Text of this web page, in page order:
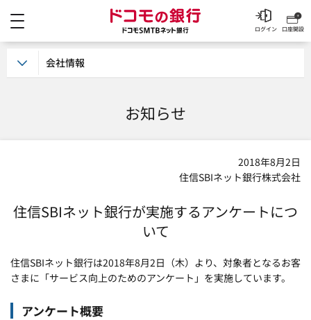
ドコモの銀行 ドコモ
口座開設
ログイン
お知らせ
2018年8月2日
住信SBIネット銀行株式会社
住信SBIネット銀行が実施するアンケートにつ
いて
住信SBIネット銀行は2018年8月2日（木）より、対象者となるお客
さまに「サービス向上のためのアンケート」を実施しています。
アンケート概要
会社情報